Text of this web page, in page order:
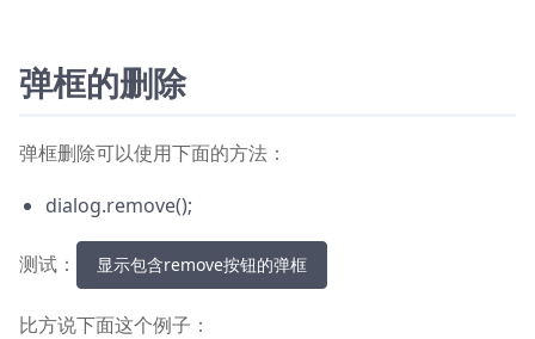
弹框的删除
弹框删除可以使用下面的方法：
dialog.remove();
测试： 显示包含remove按钮的弹框
比方说下面这个例子：